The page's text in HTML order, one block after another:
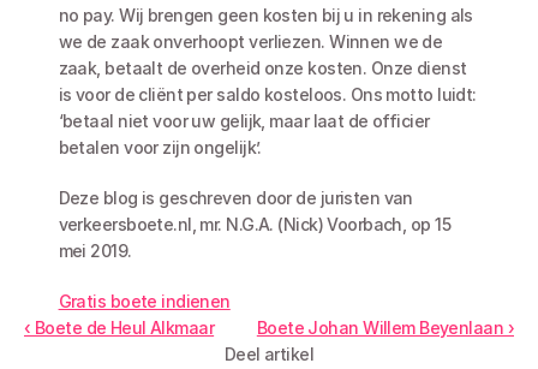
no pay. Wij brengen geen kosten bij u in rekening als
we de zaak onverhoopt verliezen. Winnen we de
zaak, betaalt de overheid onze kosten. Onze dienst
is voor de cliënt per saldo kosteloos. Ons motto luidt:
‘betaal niet voor uw gelijk, maar laat de officier
betalen voor zijn ongelijk’.
Deze blog is geschreven door de juristen van
verkeersboete.nl, mr. N.G.A. (Nick) Voorbach, op 15
mei 2019.
Gratis boete indienen
‹ Boete de Heul Alkmaar
Boete Johan Willem Beyenlaan ›
Deel artikel